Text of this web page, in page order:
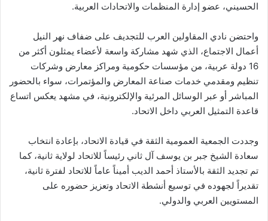
الحسيني، عضو إدارة المنظمات والاتحادات العربية.
واحتضن نادي المقاولين العرب للتجديف على ضفاف نهر النيل
أعمال الاجتماع، الذي شهد مشاركة واسعة لأعضاء يمثلون أكثر من
16 دولة عربية، من مؤسسات حكومية ومراكز معارض وشركات
تنظيم ومقدمي خدمات صناعة المعارض والمؤتمرات، سواء بالحضور
المباشر أو عبر الوسائل المرئية والإلكترونية، في مشهد يعكس اتساع
قاعدة التمثيل العربي داخل الاتحاد.
وجددت الجمعية العمومية الثقة في قيادة الاتحاد، بإعادة انتخاب
سعادة الشيخ جبر بن يوسف آل ثاني رئيساً للاتحاد لولاية ثانية، كما
تم تجديد الثقة بالأستاذ أحمد الديب أميناً عاماً للاتحاد لفترة ثانية،
تقديراً لجهوده في توسيع أنشطة الاتحاد وتعزيز حضوره على
المستويين العربي والدولي.